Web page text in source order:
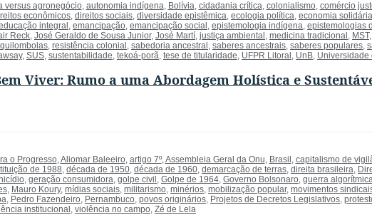
versus agronegócio, autonomia indígena, Bolívia, cidadania crítica, colonialismo, comércio
econômicos, direitos sociais, diversidade epistêmica, ecologia política, economia solidária
integral , emancipação, emancipação social , epistemologia indígena, epistemologias
Reck, José Geraldo de Sousa Junior, José Martí, justiça ambiental , medicina tradicional , MST,
quilombolas, resistência colonial , sabedoria ancestral , saberes ancestrais, saberes populares,
, SUS, sustentabilidade, tekoá-porã, tese de titularidade, UFPR Litoral , UnB, Universidade
Viver: Rumo a uma Abordagem Holística e
o Progresso,Aliomar Baleeiro, artigo 7º,Assembleia Geral da Onu, Brasil , capitalismo de
de 1988, década de 1950, década de 1960, demarcação de terras, direita brasileira,
, geração consumidora, golpe civil , Golpe de 1964, Governo Bolsonaro, guerra
, Mauro Koury, mídias sociais, militarismo, minérios, mobilização popular, movimentos
, Pedro Fazendeiro, Pernambuco, povos originários, Projetos de Decretos Legislativos,
institucional , violência no campo, Zé de Lela